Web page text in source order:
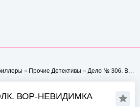
» Прочие Детективы » Дело № 306. Волк. Вор-невидимка
ВОР-НЕВИДИМКА